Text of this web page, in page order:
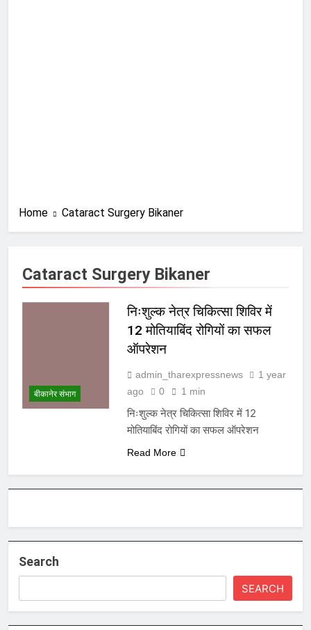
Home Cataract Surgery Bikaner
Cataract Surgery Bikaner
बीकानेर संभाग
निःशुल्क नेत्र चिकित्सा शिविर में
12 मोतियाबिंद रोगियों का सफल
ऑपरेशन
admin_tharexpressnews
1 year
ago
0 1 min
निःशुल्क नेत्र चिकित्सा शिविर में 12
मोतियाबिंद रोगियों का सफल ऑपरेशन
Read More
Search
SEARCH